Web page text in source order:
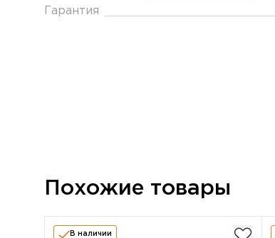
Гарантия
Похожие товары
В наличии